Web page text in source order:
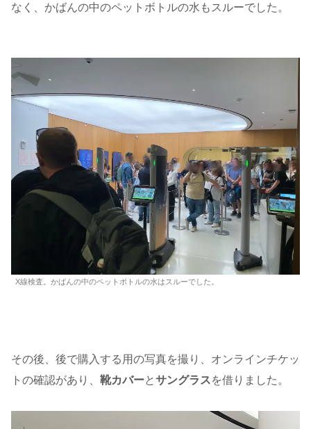
なく、かばんの中のペットボトルの水もスルーでした。
X線検査。かばんの中のペットボトルの水はスルーでした。
その後、後で購入する用の写真を撮り、オンラインチケッ
トの確認があり、 靴カバーとサングラスを借りました。